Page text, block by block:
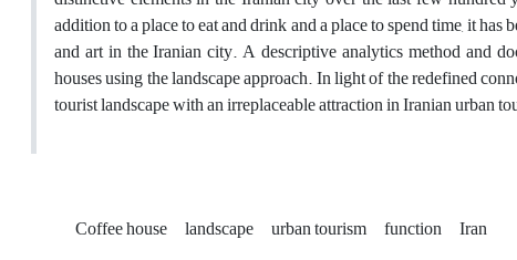
addition to a place to eat and drink and a place to spend time, it
and art in the Iranian city. A descriptive analytics method and
houses using the landscape approach. In light of the redefined
tourist landscape with an irreplaceable attraction in Iranian urban
Coffee house landscape urban tourism function Iran